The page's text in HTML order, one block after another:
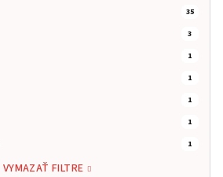
35
3
1
1
1
1
1
VYMAZAŤ FILTRE